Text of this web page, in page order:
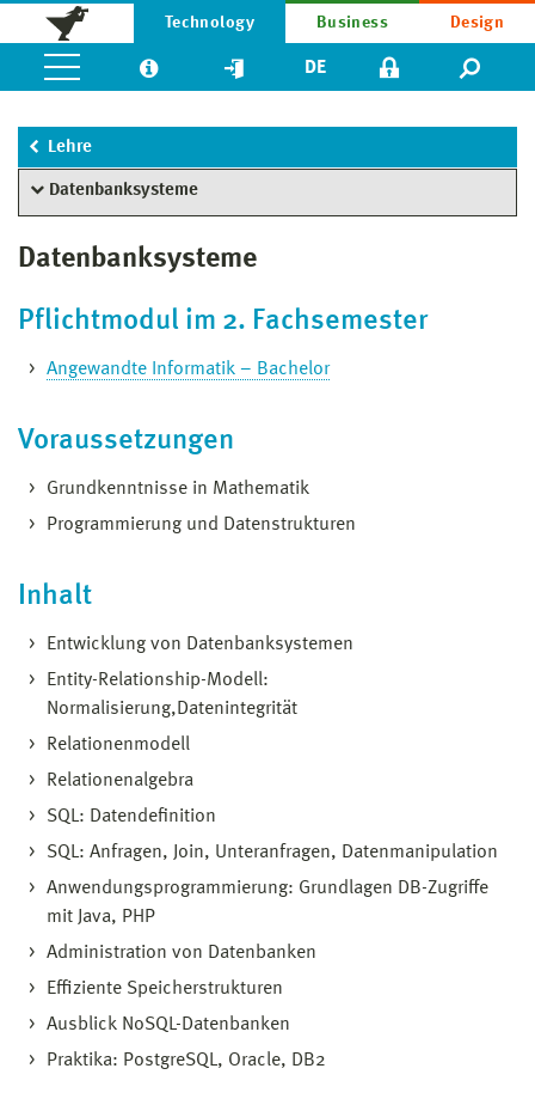
Technology Business Design
DE
Lehre
Datenbanksysteme
Datenbanksysteme
Pflichtmodul im 2. Fachsemester
Angewandte Informatik – Bachelor
Voraussetzungen
Grundkenntnisse in Mathematik
Programmierung und Datenstrukturen
Inhalt
Entwicklung von Datenbanksystemen
Entity-Relationship-Modell:
Normalisierung,Datenintegrität
Relationenmodell
Relationenalgebra
SQL: Datendefinition
SQL: Anfragen, Join, Unteranfragen, Datenmanipulation
Anwendungsprogrammierung: Grundlagen DB-Zugriffe
mit Java, PHP
Administration von Datenbanken
Effiziente Speicherstrukturen
Ausblick NoSQL-Datenbanken
Praktika: PostgreSQL, Oracle, DB2